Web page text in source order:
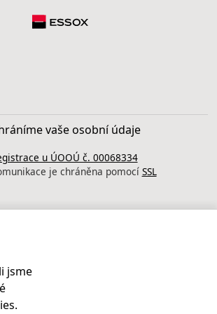
vaše osobní údaje
u ÚOOÚ č. 00068334
je chráněna pomocí SSL
jsme